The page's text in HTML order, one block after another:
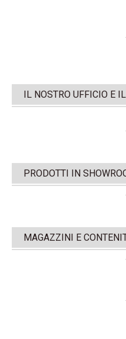
IL NOSTRO UFFICIO E
PRODOTTI IN
MAGAZZINI E